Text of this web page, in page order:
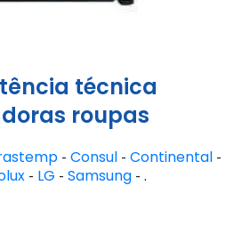
técnica
roupas
- Consul - Continental -
- LG - Samsung- .